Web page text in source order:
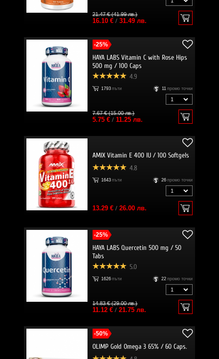
21.47 € (41.99 лв.)
16.10 €/ 31.49 лв.
-25%
HAYA LABS Vitamin C with Rose Hips
500 mg / 100 Caps
4.9
1793 пъти 11 промо точки
7.67 € (15.00 лв.)
5.75 €/ 11.25 лв.
AMIX Vitamin E 400 IU / 100 Softgels
4.8
1643 пъти 26 промо точки
13.29 €/ 26.00 лв.
-25%
HAYA LABS Quercetin 500 mg / 50
Tabs
5.0
1626 пъти 22 промо точки
14.83 € (29.00 лв.)
11.12 €/ 21.75 лв.
-50%
OLIMP Gold Omega 3 65% / 60 Caps.